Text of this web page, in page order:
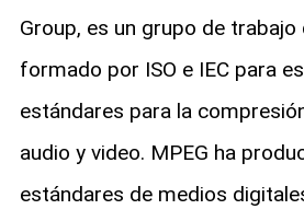
Group, es un grupo de
formado por ISO e IEC para
estándares para la
audio y video. MPEG ha
estándares de medios